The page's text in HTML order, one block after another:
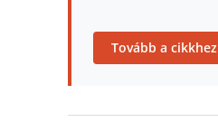
Tovább a cikkhez